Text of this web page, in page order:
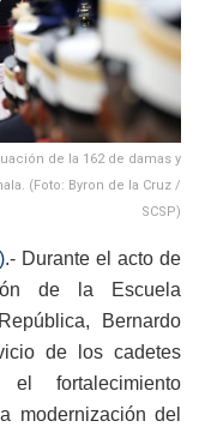
de la 162 de damas y
(Foto: Byron de la Cruz /
SCSP)
.- Durante el acto de
de la Escuela
Bernardo
de los cadetes
fortalecimiento
modernización del